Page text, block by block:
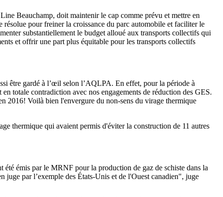
Beauchamp, doit maintenir le cap comme prévu et mettre en
pour freiner la croissance du parc automobile et faciliter le
substantiellement le budget alloué aux transports collectifs qui
et offrir une part plus équitable pour les transports collectifs
être gardé à l’œil selon l’AQLPA. En effet, pour la période à
totale contradiction avec nos engagements de réduction des GES.
2016! Voilà bien l'envergure du non-sens du virage thermique
thermique qui avaient permis d'éviter la construction de 11 autres
émis par le MRNF pour la production de gaz de schiste dans la
juge par l’exemple des États-Unis et de l'Ouest canadien", juge